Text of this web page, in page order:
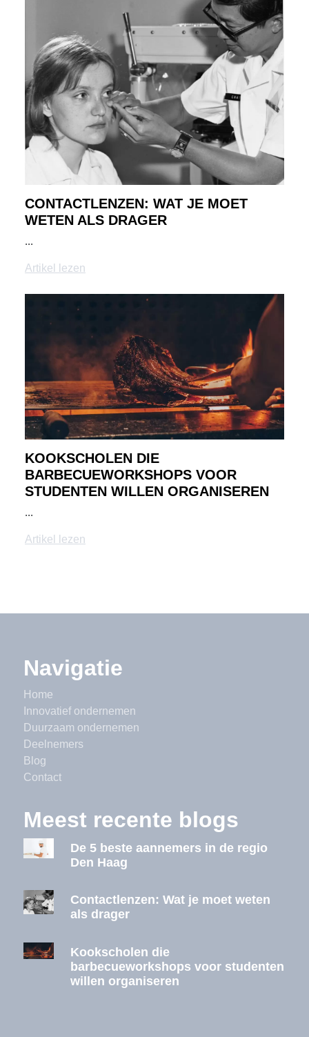
CONTACTLENZEN: WAT JE MOET
WETEN ALS DRAGER
...
Artikel lezen
KOOKSCHOLEN DIE
BARBECUEWORKSHOPS VOOR
STUDENTEN WILLEN ORGANISEREN
...
Artikel lezen
Navigatie
Home
Innovatief ondernemen
Duurzaam ondernemen
Deelnemers
Blog
Contact
Meest recente blogs
De 5 beste aannemers in de regio
Den Haag
Contactlenzen: Wat je moet weten
als drager
Kookscholen die
barbecueworkshops voor studenten
willen organiseren